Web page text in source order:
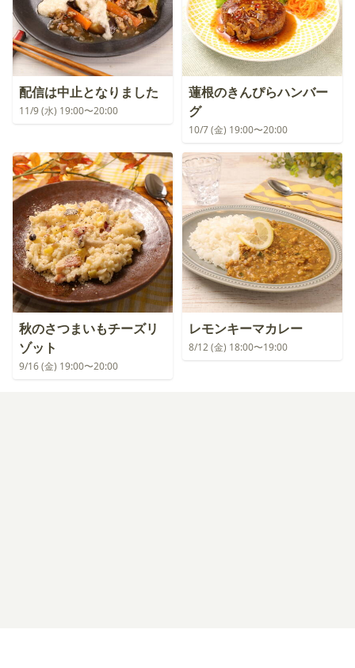
配信は中止となりました
11/9 (水) 19:00〜20:00
蓮根のきんぴらハンバー
グ
10/7 (金) 19:00〜20:00
秋のさつまいもチーズリ
ゾット
9/16 (金) 19:00〜20:00
レモンキーマカレー
8/12 (金) 18:00〜19:00